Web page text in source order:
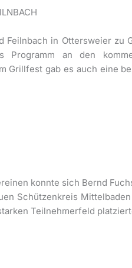
Feilnbach in Ottersweier
Programm an den
Grillfest gab es auch eine
konnte sich Bernd
Schützenkreis
Teilnehmerfeld